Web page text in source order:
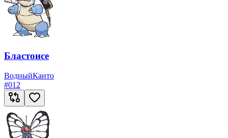
Бластоисе
ВодныйКанто
#012